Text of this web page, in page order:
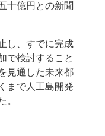
十億円との新聞
し、すでに完成
で検討すること
見通した未来都
まで人工島開発
。